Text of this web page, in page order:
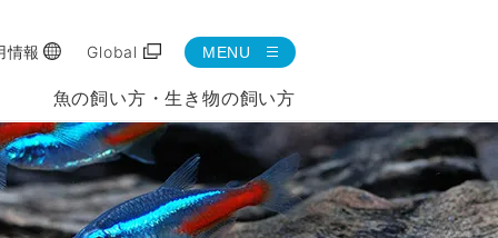
情報 Global MENU
魚の飼い方・生き物の飼い方